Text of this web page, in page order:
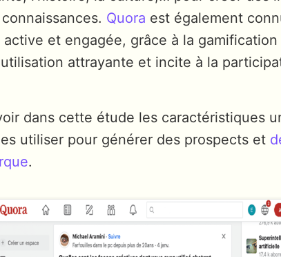
Quora est également
active et engagée, grâce à la
attrayante et incite à la
dans cette étude les caractéristiques
utiliser pour générer des prospects et
.